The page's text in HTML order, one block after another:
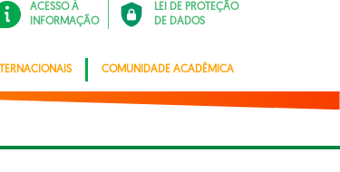
ACESSO À
INFORMAÇÃO
LEI DE PROTEÇÃO
DE DADOS
COMUNIDADE ACADÊMICA